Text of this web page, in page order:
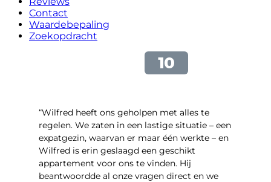
Contact
Waardebepaling
Zoekopdracht
“Wilfred heeft ons geholpen met alles te
regelen. We zaten in een lastige situatie – een
expatgezin, waarvan er maar één werkte – en
Wilfred is erin geslaagd een geschikt
appartement voor ons te vinden. Hij
beantwoordde al onze vragen direct en we